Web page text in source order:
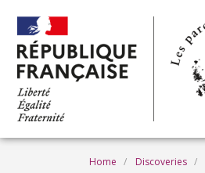
Breadcrumb
Home Discoveries